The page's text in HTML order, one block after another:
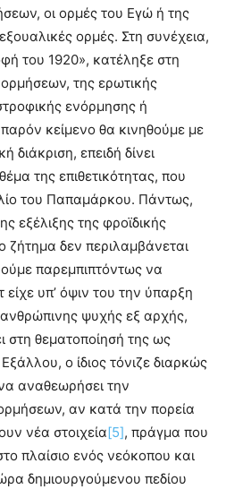
οι ορμές του Εγώ ή της
ορμές. Στη συνέχεια,
του 1920», κατέληξε στη
της ερωτικής
ενόρμησης ή
κείμενο θα κινηθούμε με
διάκριση, επειδή δίνει
της επιθετικότητας, που
του Παπαμάρκου. Πάντως,
εξέλιξης της φροϊδικής
ζήτημα δεν περιλαμβάνεται
παρεμπιπτόντως να
είχε υπ’ όψιν του την ύπαρξη
ανθρώπινης ψυχής εξ αρχής,
στη θεματοποίησή της ως
Εξάλλου, ο ίδιος τόνιζε διαρκώς
να αναθεωρήσει την
αν κατά την πορεία
νέα στοιχεία[5], πράγμα που
πλαίσιο ενός νεόκοπου και
δημιουργούμενου πεδίου